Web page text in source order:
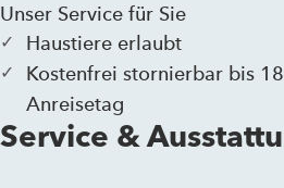
Unser Service für Sie
Haustiere erlaubt
Kostenfrei stornierbar bis
Anreisetag
Service &